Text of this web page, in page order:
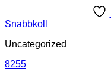
Snabbkoll
Uncategorized
8255